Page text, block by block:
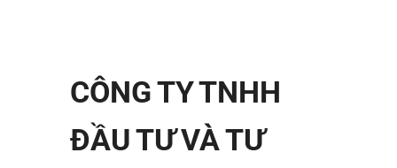
CÔNG TY TNHH
ĐẦU TƯ VÀ TƯ